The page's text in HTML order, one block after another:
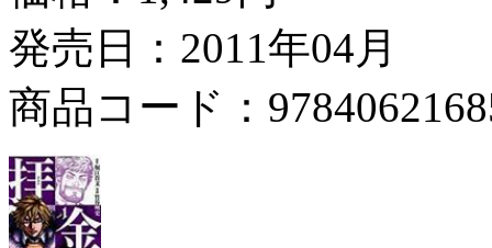
発売日：2011年04月
商品コード：